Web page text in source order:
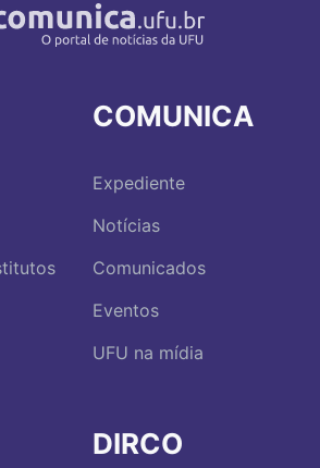
COMUNICA
Expediente
Notícias
Comunicados
Eventos
UFU na mídia
DIRCO